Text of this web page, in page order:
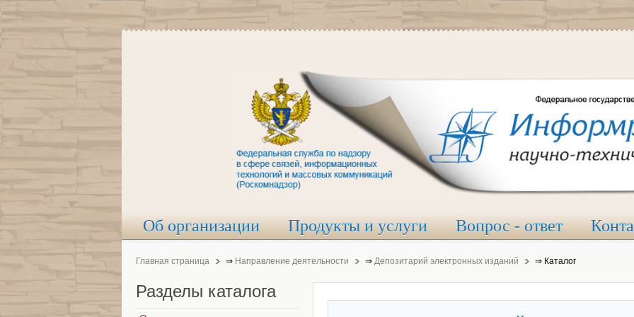
Об организации Продукты и услуги Вопрос - ответ
Главная страница ⇒ Направление деятельности ⇒ Депозитарий электронных изданий ⇒ Каталог
Разделы каталога